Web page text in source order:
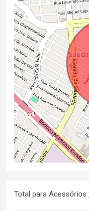
Total para Acessórios